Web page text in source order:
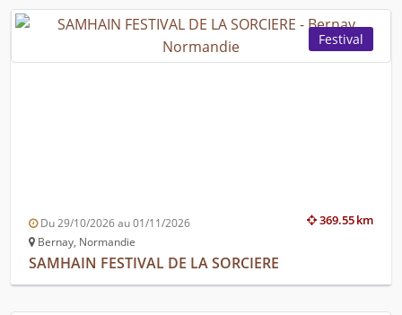
Festival
369.55 km
Du 29/10/2026 au 01/11/2026
Bernay, Normandie
SAMHAIN FESTIVAL DE LA SORCIERE